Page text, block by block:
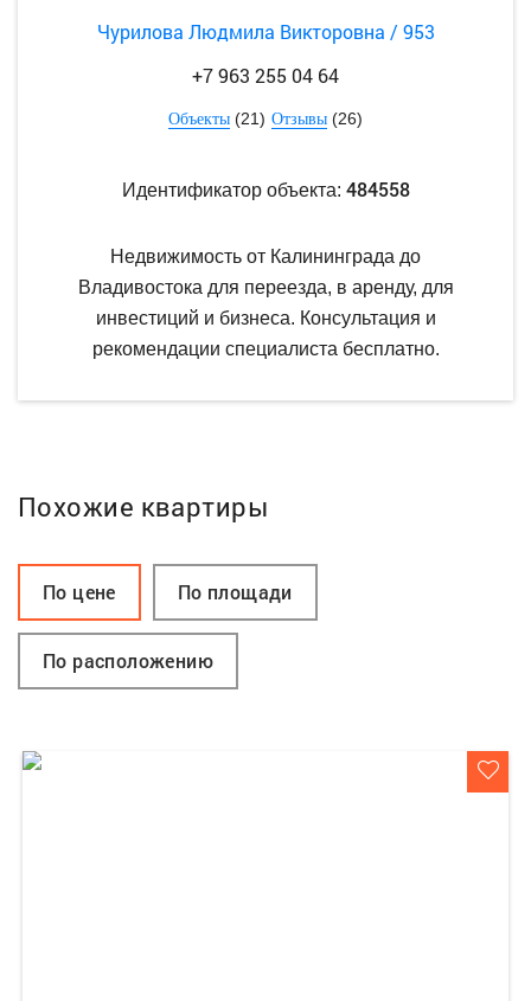
Чурилова Людмила Викторовна / 953
+7 963 255 04 64
Объекты (21) Отзывы (26)
Идентификатор объекта: 484558
Недвижимость от Калининграда до
Владивостока для переезда, в аренду, для
инвестиций и бизнеса. Консультация и
рекомендации специалиста бесплатно.
Похожие квартиры
По цене По площади
По расположению